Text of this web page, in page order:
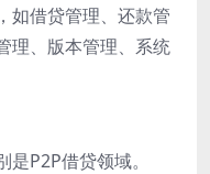
如借贷管理、还款管
理、版本管理、系统
P2P借贷领域。